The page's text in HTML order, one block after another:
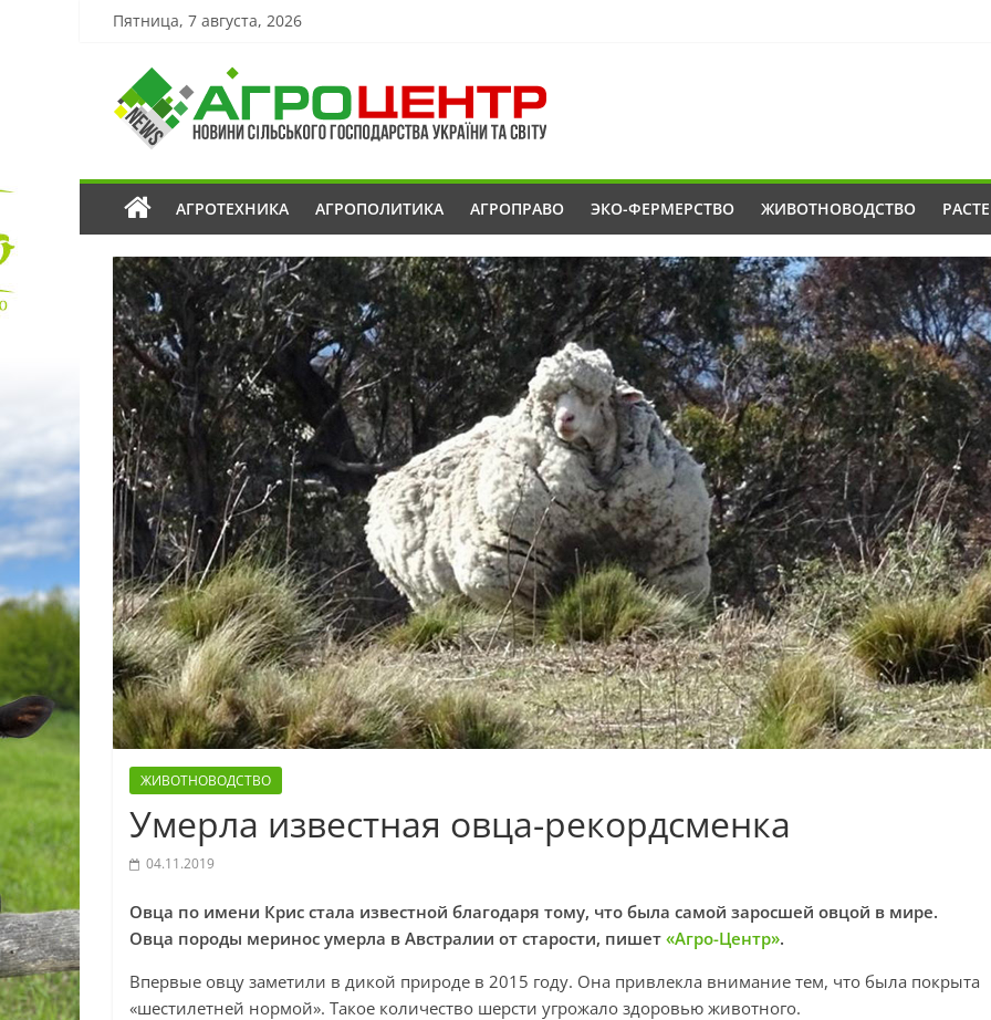
Пятница, 7 августа, 2026
АГРОТЕХНИКА АГРОПОЛИТИКА АГРОПРАВО ЭКО-ФЕРМЕРСТВО ЖИВОТНОВОДСТВО
ЖИВОТНОВОДСТВО
Умерла известная овца-рекордсменка
04.11.2019
Овца по имени Крис стала известной благодаря тому, что была самой заросшей овцой в мире.
Овца породы меринос умерла в Австралии от старости, пишет «Агро-Центр».
Впервые овцу заметили в дикой природе в 2015 году. Она привлекла внимание тем, что была покрыта
«шестилетней нормой». Такое количество шерсти угрожало здоровью животного.